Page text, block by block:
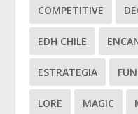
COMPETITIVE
EDH CHILE
ESTRATEGIA FUN
LORE MAGIC